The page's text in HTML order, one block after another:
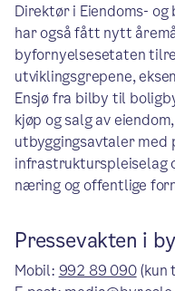
Direktør i Eiendoms-
har også fått nytt
byfornyelsesetaten
utviklingsgrepene,
Ensjø fra bilby til
kjøp og salg av
utbyggingsavtaler med
infrastrukturspleiselag
næring og offentlige
Pressevakten i
Mobil: 992 89 090(kun